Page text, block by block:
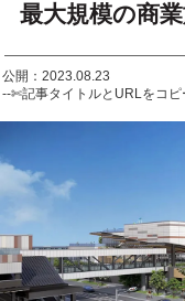
最大規模の商
公開：2023.08.23
--✄記事タイトルとURLをコ